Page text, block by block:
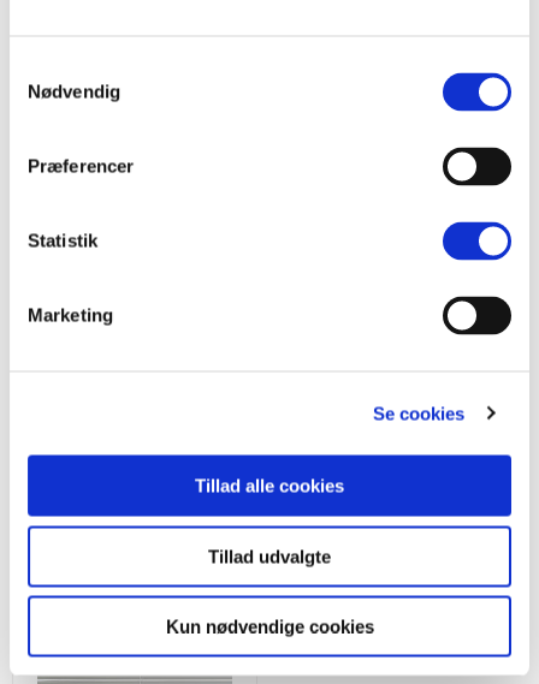
Nødvendig
Præferencer
Statistik
Marketing
Se cookies
Tillad alle cookies
Tillad udvalgte
Kun nødvendige cookies
Produktbeskrivelse
Opmålingsvejledning
Monteringsvejledning
Se flere gardiner